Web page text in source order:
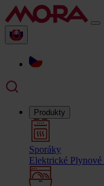
Produkty
Sporáky
Elektrické Plynové